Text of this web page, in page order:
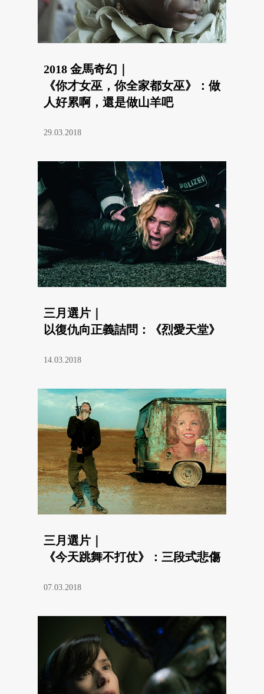
2018 金馬奇幻｜
《你才女巫，你全家都女巫》：做
人好累啊，還是做山羊吧
29.03.2018
三月選片｜
以復仇向正義詰問：《烈愛天堂》
14.03.2018
三月選片｜
《今天跳舞不打仗》：三段式悲傷
07.03.2018